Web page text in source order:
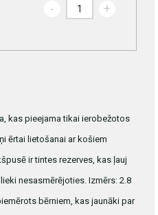
- +
kas pieejama tikai ierobežotos
ērtai lietošanai ar košiem
ir tintes rezerves, kas ļauj
nesasmērējoties. Izmērs: 2.8
bērniem, kas jaunāki par